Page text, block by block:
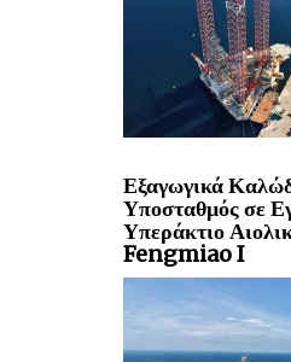
Εξαγωγικά
Υποσταθμός σε
Υπεράκτιο
Fengmiao I